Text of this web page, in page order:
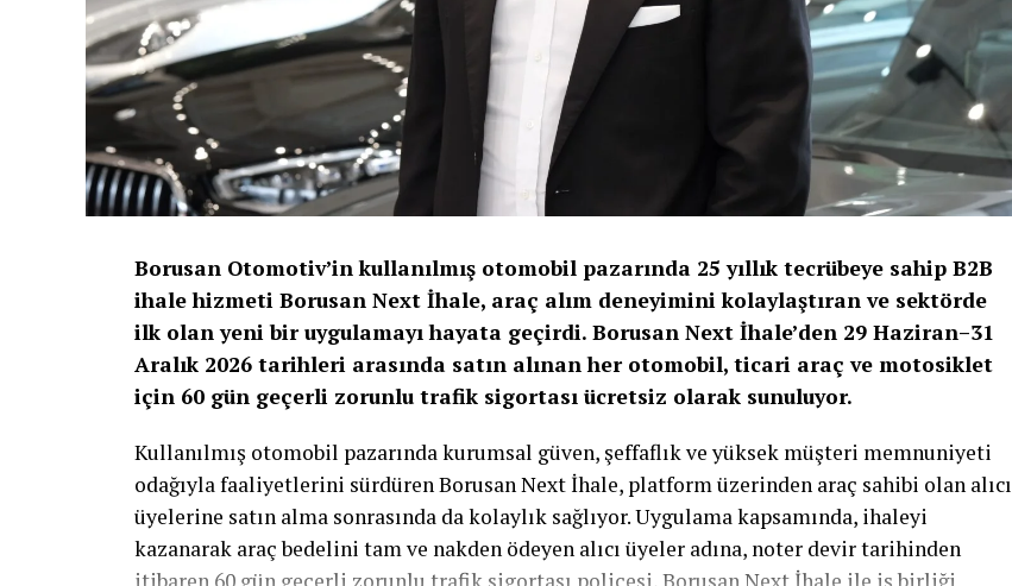
Borusan Otomotiv’in kullanılmış otomobil pazarında 25 yıllık tecrübeye sahip B2B
ihale hizmeti Borusan Next İhale, araç alım deneyimini kolaylaştıran ve sektörde
ilk olan yeni bir uygulamayı hayata geçirdi. Borusan Next İhale’den 29 Haziran–31
Aralık 2026 tarihleri arasında satın alınan her otomobil, ticari araç ve motosiklet
için 60 gün geçerli zorunlu trafik sigortası ücretsiz olarak sunuluyor.
Kullanılmış otomobil pazarında kurumsal güven, şeffaflık ve yüksek müşteri memnuniyeti
odağıyla faaliyetlerini sürdüren Borusan Next İhale, platform üzerinden araç sahibi olan alıcı
üyelerine satın alma sonrasında da kolaylık sağlıyor. Uygulama kapsamında, ihaleyi
kazanarak araç bedelini tam ve nakden ödeyen alıcı üyeler adına, noter devir tarihinden